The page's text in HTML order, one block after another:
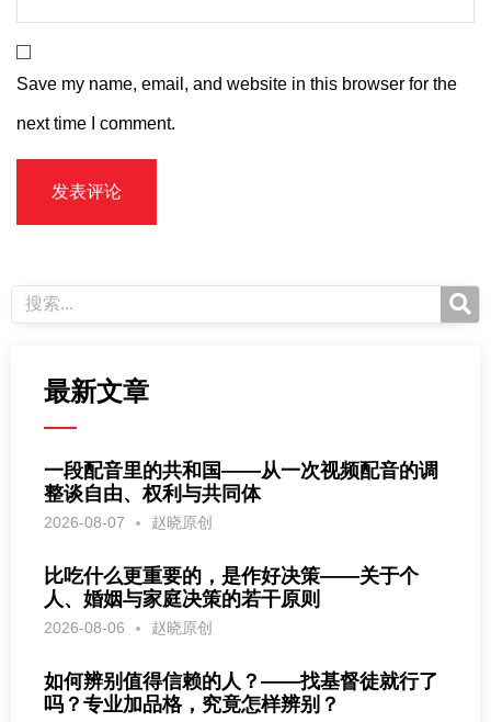
Save my name, email, and website in this browser for the
next time I comment.
最新文章
一段配音里的共和国——从一次视频配音的调
整谈自由、权利与共同体
2026-08-07 赵晓原创
比吃什么更重要的，是作好决策——关于个
人、婚姻与家庭决策的若干原则
2026-08-06 赵晓原创
如何辨别值得信赖的人？——找基督徒就行了
吗？专业加品格，究竟怎样辨别？